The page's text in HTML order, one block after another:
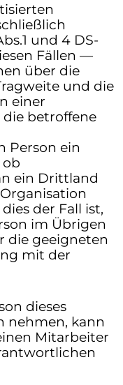
und 4 DS-
Fällen —
über die
und die
einer
betroffene
Person ein
ein Drittland
der Fall ist,
im Übrigen
die geeigneten
mit der
dieses
nehmen, kann
Mitarbeiter